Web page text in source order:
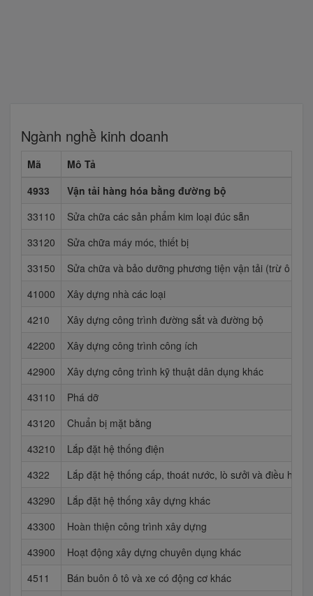
Ngành nghề kinh doanh
Mã
Mô Tả
4933
Vận tải hàng hóa bằng đường bộ
33110
Sửa chữa các sản phẩm kim loại đúc sẵn
33120
Sửa chữa máy móc, thiết bị
33150
Sửa chữa và bảo dưỡng phương tiện vận tải (trừ ô tô,
41000
Xây dựng nhà các loại
4210
Xây dựng công trình đường sắt và đường bộ
42200
Xây dựng công trình công ích
42900
Xây dựng công trình kỹ thuật dân dụng khác
43110
Phá dỡ
43120
Chuẩn bị mặt bằng
43210
Lắp đặt hệ thống điện
4322
Lắp đặt hệ thống cấp, thoát nước, lò sưởi và điều hoà
43290
Lắp đặt hệ thống xây dựng khác
43300
Hoàn thiện công trình xây dựng
43900
Hoạt động xây dựng chuyên dụng khác
4511
Bán buôn ô tô và xe có động cơ khác